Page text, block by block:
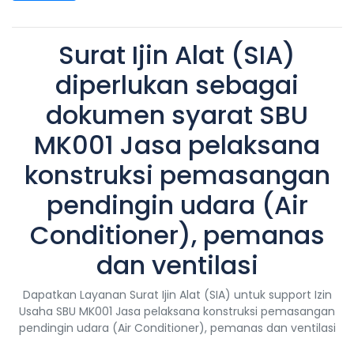
Surat Ijin Alat (SIA)
diperlukan sebagai
dokumen syarat SBU
MK001 Jasa pelaksana
konstruksi pemasangan
pendingin udara (Air
Conditioner), pemanas
dan ventilasi
Dapatkan Layanan Surat Ijin Alat (SIA) untuk support Izin
Usaha SBU MK001 Jasa pelaksana konstruksi pemasangan
pendingin udara (Air Conditioner), pemanas dan ventilasi